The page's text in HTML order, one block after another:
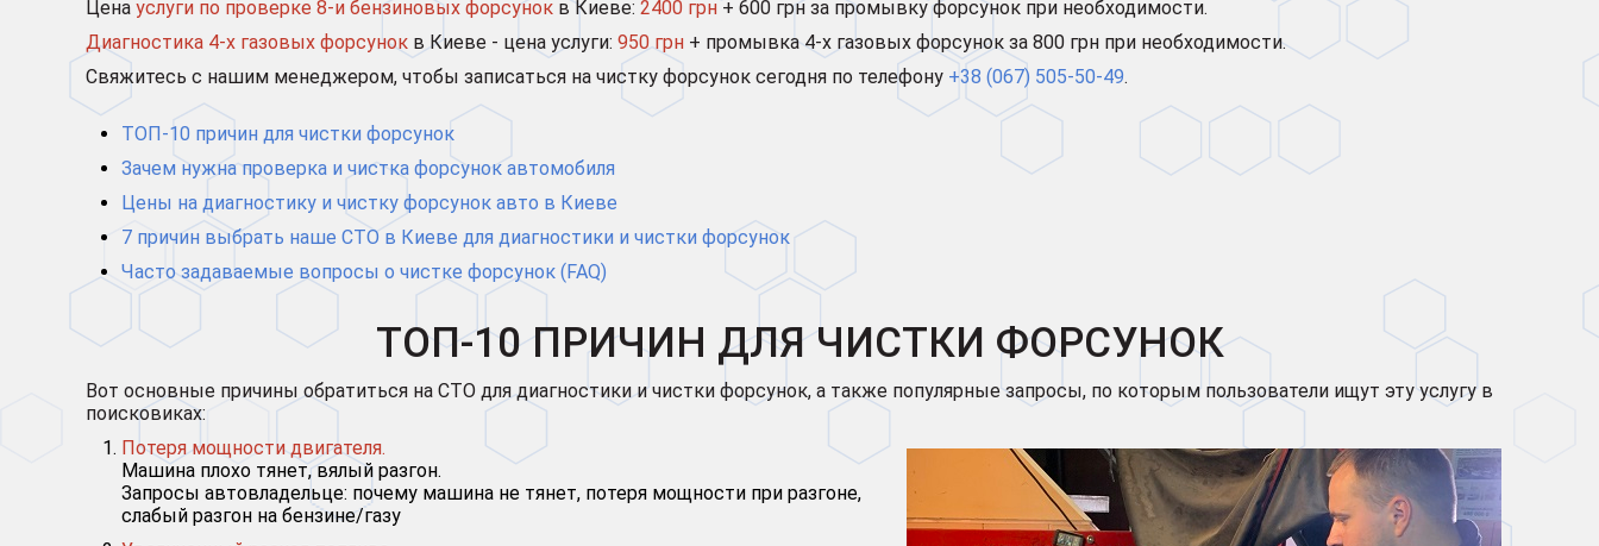
Цена услуги по проверке 8-и бензиновых форсунок в Киеве: 2400 грн + 600 грн за промывку форсунок при необходимости.
Диагностика 4-х газовых форсунок в Киеве - цена услуги: 950 грн + промывка 4-х газовых форсунок за 800 грн при необходимости.
Свяжитесь с нашим менеджером, чтобы записаться на чистку форсунок сегодня по телефону +38 (067) 505-50-49.
ТОП-10 причин для чистки форсунок
Зачем нужна проверка и чистка форсунок автомобиля
Цены на диагностику и чистку форсунок авто в Киеве
7 причин выбрать наше СТО в Киеве для диагностики и чистки форсунок
Часто задаваемые вопросы о чистке форсунок (FAQ)
ТОП-10 ПРИЧИН ДЛЯ ЧИСТКИ ФОРСУНОК
Вот основные причины обратиться на СТО для диагностики и чистки форсунок, а также популярные запросы, по которым пользователи ищут эту услугу в
поисковиках:
Потеря мощности двигателя.
Машина плохо тянет, вялый разгон.
Запросы автовладельце: почему машина не тянет, потеря мощности при разгоне,
слабый разгон на бензине/газу